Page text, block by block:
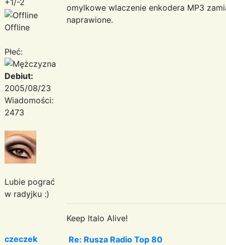
Offline
Płeć:
Debiut:
2005/08/23
Wiadomości:
2473
Lubie pograć
w radyjku :)
omylkowe wlaczenie enkodera MP3
naprawione.
Keep Italo Alive!
czeczek
Re: Rusza Radio Top 80